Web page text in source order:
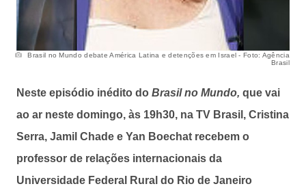
Brasil no Mundo debate América Latina e detenções em Israel - Foto: Agência
Brasil
Neste episódio inédito do Brasil no Mundo, que vai
ao ar neste domingo, às 19h30, na TV Brasil, Cristina
Serra, Jamil Chade e Yan Boechat recebem o
professor de relações internacionais da
Universidade Federal Rural do Rio de Janeiro